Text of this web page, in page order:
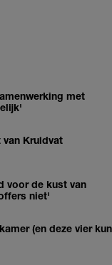
met
Kruidvat
voor de kust van
niet'
(en deze vier kun